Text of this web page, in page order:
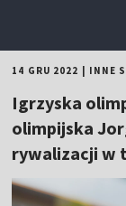
14 GRU 2022 INNE
Igrzyska
olimpijska
rywalizacji w